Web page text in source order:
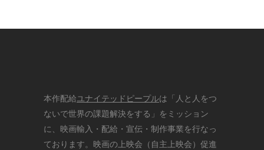
本作配給ユナイテッドピープルは「人と人をつ
ないで世界の課題解決をする」をミッション
に、映画輸入・配給・宣伝・制作事業を行なっ
ております。映画の上映会（自主上映会）促進